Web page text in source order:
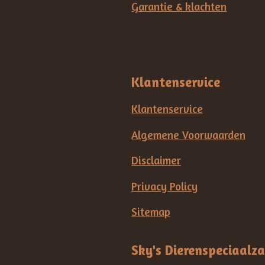
Garantie & klachten
Klantenservice
Klantenservice
Algemene Voorwaarden
Disclaimer
Privacy Policy
Sitemap
Sky's